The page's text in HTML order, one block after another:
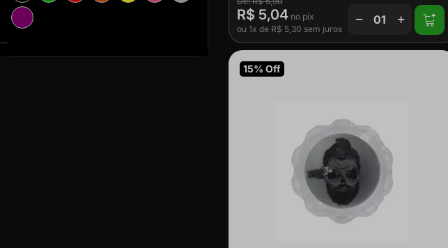
R$ 5,04
ou 1x de R$ 5,30 sem juros
15% Off